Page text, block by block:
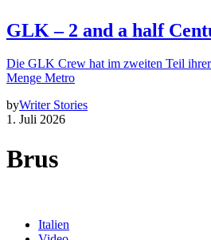
GLK – 2 and a half
Die GLK Crew hat im zweiten Teil
Menge Metro
byWriter Stories
1. Juli 2026
Brus
Italien